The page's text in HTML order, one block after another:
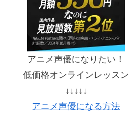
アニメ声優になりたい！
低価格オンラインレッスン
↓↓↓↓↓
アニメ声優になる方法